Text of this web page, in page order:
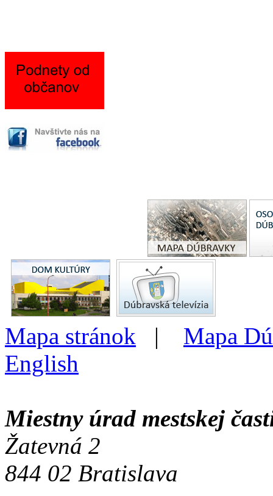
Mapa stránok | Mapa
English
Miestny úrad mestskej
Žatevná 2
844 02 Bratislava